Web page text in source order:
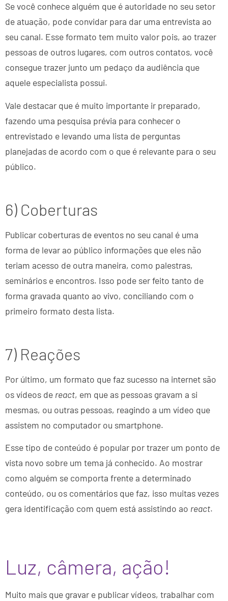
Se você conhece alguém que é autoridade no seu setor
de atuação, pode convidar para dar uma entrevista ao
seu canal. Esse formato tem muito valor pois, ao trazer
pessoas de outros lugares, com outros contatos, você
consegue trazer junto um pedaço da audiência que
aquele especialista possui.
Vale destacar que é muito importante ir preparado,
fazendo uma pesquisa prévia para conhecer o
entrevistado e levando uma lista de perguntas
planejadas de acordo com o que é relevante para o seu
público.
6) Coberturas
Publicar coberturas de eventos no seu canal é uma
forma de levar ao público informações que eles não
teriam acesso de outra maneira, como palestras,
seminários e encontros. Isso pode ser feito tanto de
forma gravada quanto ao vivo, conciliando com o
primeiro formato desta lista.
7) Reações
Por último, um formato que faz sucesso na internet são
os vídeos de react, em que as pessoas gravam a si
mesmas, ou outras pessoas, reagindo a um vídeo que
assistem no computador ou smartphone.
Esse tipo de conteúdo é popular por trazer um ponto de
vista novo sobre um tema já conhecido. Ao mostrar
como alguém se comporta frente a determinado
conteúdo, ou os comentários que faz, isso muitas vezes
gera identificação com quem está assistindo ao react.
Luz, câmera, ação!
Muito mais que gravar e publicar vídeos, trabalhar com